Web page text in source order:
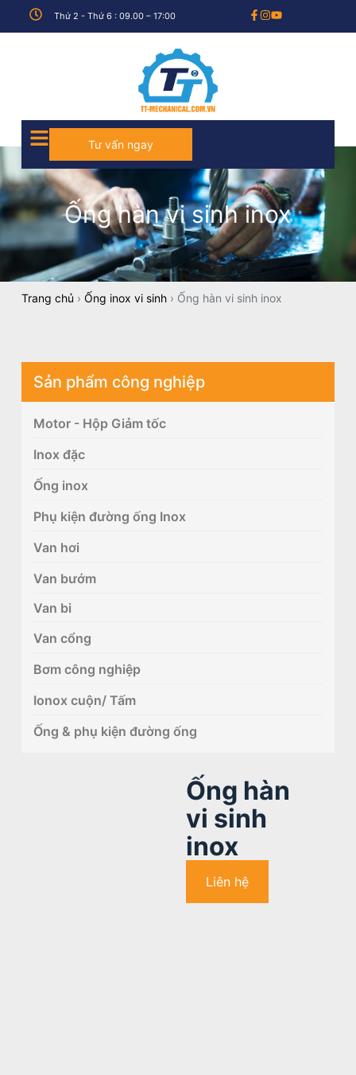
Thứ 2 - Thứ 6 : 09.00 – 17:00
Tư vấn ngay
Ống hàn vi sinh inox
Trang chủ › Ống inox vi sinh› Ống hàn vi sinh inox
Sản phẩm công nghiệp
Motor - Hộp Giảm tốc
Inox đặc
Ống inox
Phụ kiện đường ống Inox
Van hơi
Van bướm
Van bi
Van cổng
Bơm công nghiệp
Ionox cuộn/ Tấm
Ống & phụ kiện đường ống
Ống hàn
vi sinh
inox
Liên hệ